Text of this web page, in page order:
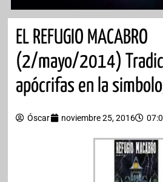
EL REFUGIO MACABRO
(2/mayo/2014)
apócrifas en la
Óscar noviembre 25, 2016